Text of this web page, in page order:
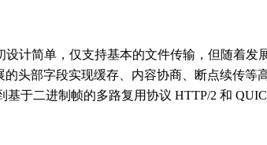
计简单，仅支持基本的文件传输，但随着
头部字段实现缓存、内容协商、断点续传等
基于二进制帧的多路复用协议 HTTP/2 和